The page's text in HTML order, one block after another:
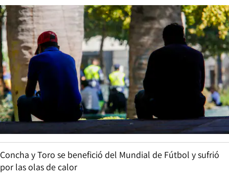
Concha y Toro se benefició del Mundial de Fútbol y sufrió
por las olas de calor